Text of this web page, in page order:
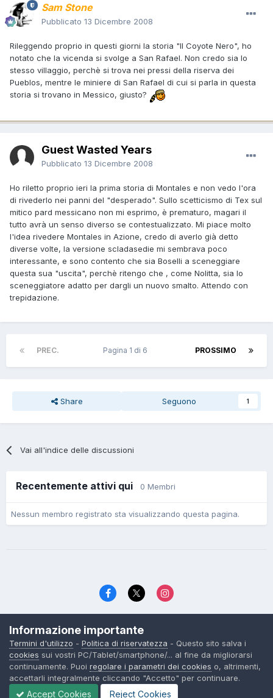
Sam Stone
Pubblicato 13 Dicembre 2008
Rileggendo proprio in questi giorni la storia "Il Coyote Nero", ho
notato che la vicenda si svolge a San Rafael. Non credo sia lo
stesso villaggio, perchè si trova nei pressi della riserva dei
Pueblos, mentre le miniere di San Rafael di cui si parla in questa
storia si trovano in Messico, giusto?
Guest Wasted Years
Pubblicato 13 Dicembre 2008
Ho riletto proprio ieri la prima storia di Montales e non vedo l'ora
di rivederlo nei panni del "desperado". Sullo scetticismo di Tex sul
mitico pard messicano non mi esprimo, è prematuro, magari il
tutto avrà un senso diverso se contestualizzato. Mi piace molto
l'idea rivedere Montales in Azione, credo di averlo già detto
diverse volte, la versione scladasedie mi sembrava poco
interessante, e sono contento che sia Boselli a sceneggiare
questa sua "uscita", perchè ritengo che , come Nolitta, sia lo
sceneggiatore adatto per dargli un nuovo smalto. Attendo con
trepidazione.
PREC. PROSSIMO
Pagina 1 di 6
Share Seguono 1
Vai all'indice delle discussioni
Recentemente attivi qui 0 Membri
Nessun membro registrato sta visualizzando questa pagina.
© TexWillerForum dal 2006
Powered by Invision Community
Informazione importante
Termini d'utilizzo - Politica di riservatezza - Questo sito salva i
cookies sui vostri PC/Tablet/smartphone/... al fine da migliorarsi
continuamente. Puoi regolare i parametri dei cookies o, altrimenti,
accettarli integralmente cliccando "Accetto" per continuare.
Accept Cookies Reject Cookies